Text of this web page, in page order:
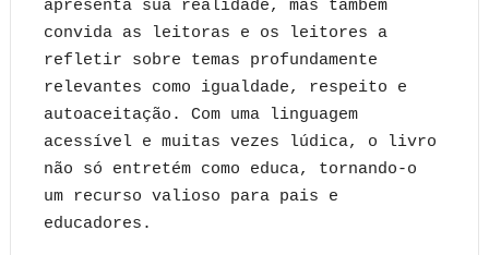
apresenta sua realidade, mas também
convida as leitoras e os leitores a
refletir sobre temas profundamente
relevantes como igualdade, respeito e
autoaceitação. Com uma linguagem
acessível e muitas vezes lúdica, o livro
não só entretém como educa, tornando-o
um recurso valioso para pais e
educadores.